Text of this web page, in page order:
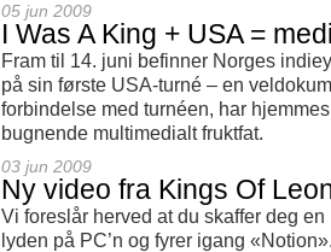
05 jun 2009
I Was A King + USA =
Fram til 14. juni befinner Norges
på sin første USA-turné – en
forbindelse med turnéen, har
bugnende multimedialt fruktfat.
03 jun 2009
Ny video fra Kings Of
Vi foreslår herved at du skaffer deg
lyden på PC’n og fyrer igang